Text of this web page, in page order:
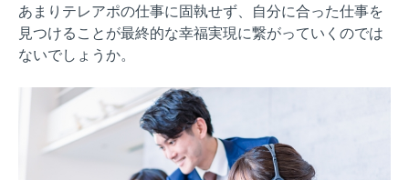
あまりテレアポの仕事に固執せず、自分に合った仕事を
見つけることが最終的な幸福実現に繋がっていくのでは
ないでしょうか。